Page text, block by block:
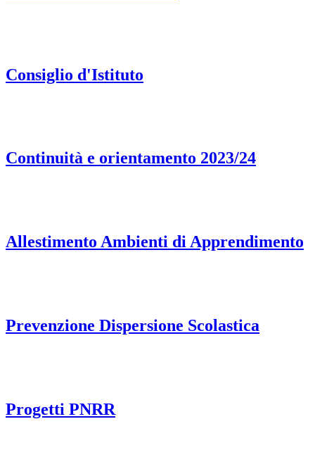
Consiglio d'Istituto
Continuità e orientamento 2023/24
Allestimento Ambienti di Apprendimento
Prevenzione Dispersione Scolastica
Progetti PNRR